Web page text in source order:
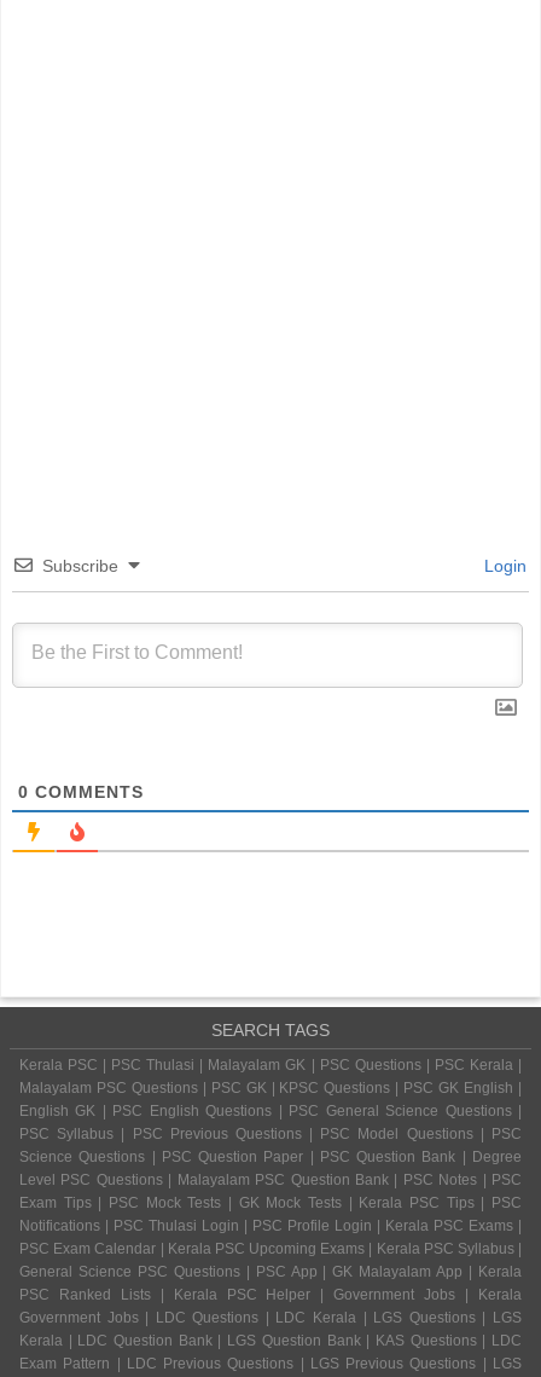
Subscribe Login
0 COMMENTS
SEARCH TAGS
Kerala PSC | PSC Thulasi | Malayalam GK | PSC Questions | PSC Kerala |
Malayalam PSC Questions | PSC GK | KPSC Questions | PSC GK English |
English GK | PSC English Questions | PSC General Science Questions |
PSC Syllabus | PSC Previous Questions | PSC Model Questions | PSC
Science Questions | PSC Question Paper | PSC Question Bank | Degree
Level PSC Questions | Malayalam PSC Question Bank | PSC Notes | PSC
Exam Tips | PSC Mock Tests | GK Mock Tests | Kerala PSC Tips | PSC
Notifications | PSC Thulasi Login | PSC Profile Login | Kerala PSC Exams |
PSC Exam Calendar | Kerala PSC Upcoming Exams | Kerala PSC Syllabus |
General Science PSC Questions | PSC App | GK Malayalam App | Kerala
PSC Ranked Lists | Kerala PSC Helper | Government Jobs | Kerala
Government Jobs | LDC Questions | LDC Kerala | LGS Questions | LGS
Kerala | LDC Question Bank | LGS Question Bank | KAS Questions | LDC
Exam Pattern | LDC Previous Questions | LGS Previous Questions | LGS